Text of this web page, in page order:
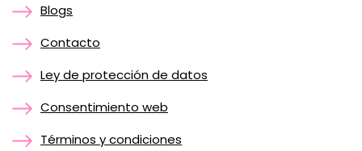
Blogs
Contacto
Ley de protección de datos
Consentimiento web
Términos y condiciones